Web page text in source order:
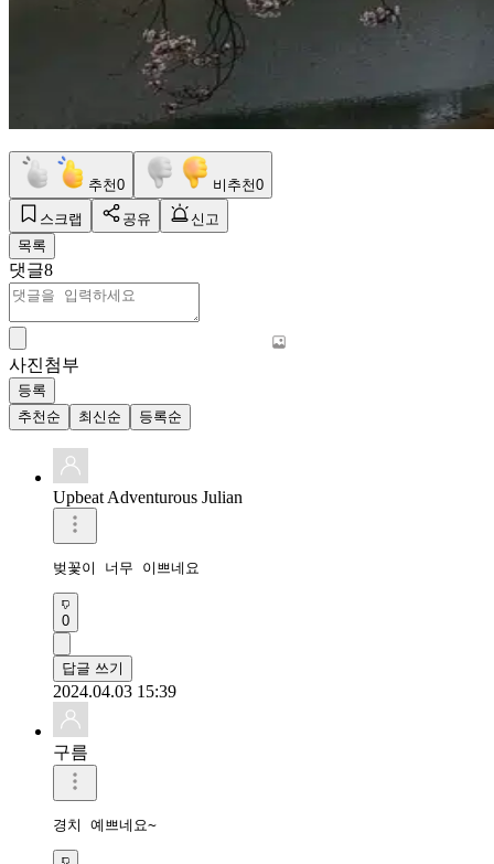
추천0 비추천0
스크랩 공유
신고
목록
댓글8
사진첨부
등록
추천순
최신순 등록순
Upbeat Adventurous Julian
벚꽃이 너무 이쁘네요
0
답글 쓰기
2024.04.03 15:39
구름
경치 예쁘네요~